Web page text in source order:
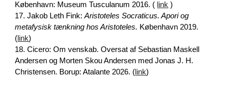
København: Museum Tusculanum 2016. ( link )
17. Jakob Leth Fink:Aristoteles Socraticus. Apori og
metafysisk tænkning hos Aristoteles. København 2019.
( link)
18. Cicero: Om venskab. Oversat af Sebastian Maskell
Andersen og Morten Skou Andersen med Jonas J. H.
Christensen. Borup: Atalante 2026. ( link)